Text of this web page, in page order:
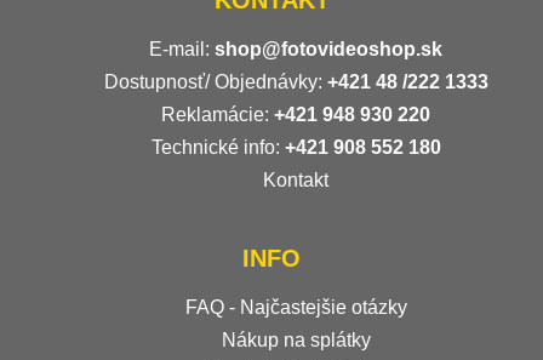
E-mail: shop@fotovideoshop.sk
Dostupnosť/ Objednávky: +421 48 /222 1333
Reklamácie: +421 948 930 220
Technické info: +421 908 552 180
Kontakt
INFO
FAQ - Najčastejšie otázky
Nákup na splátky